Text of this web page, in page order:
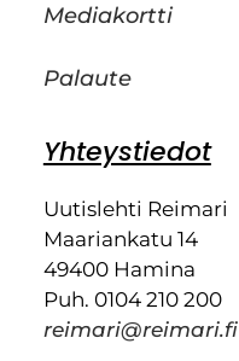
Mediakortti
Palaute
Yhteystiedot
Uutislehti Reimari
Maariankatu 14
49400 Hamina
Puh. 0104 210 200
reimari@reimari.fi